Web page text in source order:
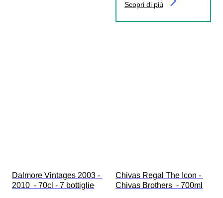
Scopri di più
Dalmore Vintages 2003 -
2010  - 70cl - 7 bottiglie
Chivas Regal The Icon -
Chivas Brothers  - 700ml